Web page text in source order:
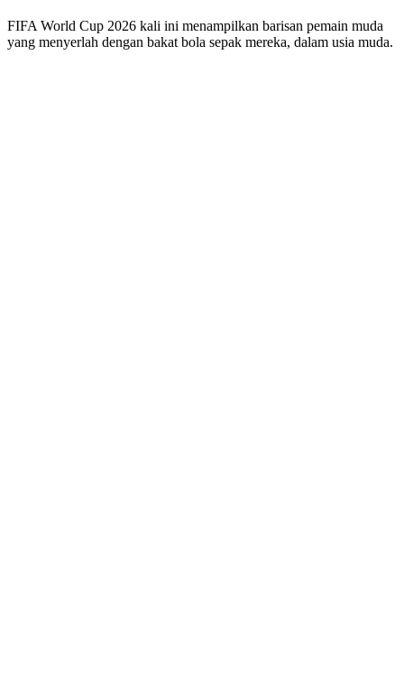
FIFA World Cup 2026 kali ini menampilkan barisan pemain muda
yang menyerlah dengan bakat bola sepak mereka, dalam usia muda.